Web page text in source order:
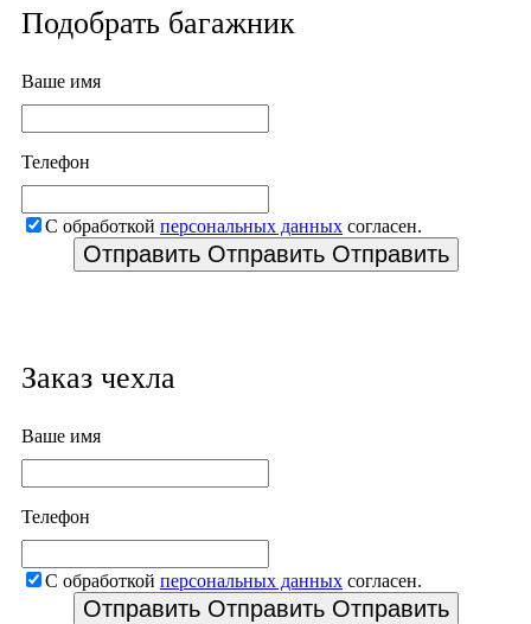
Подобрать багажник
Ваше имя
Телефон
С обработкой персональных данных согласен.
Отправить Отправить Отправить
Заказ чехла
Ваше имя
Телефон
С обработкой персональных данных согласен.
Отправить Отправить Отправить